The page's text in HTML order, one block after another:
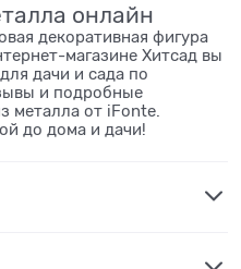
онлайн
декоративная фигура
магазине Хитсад вы
дачи и сада по
и подробные
металла от iFonte.
до дома и дачи!